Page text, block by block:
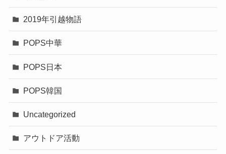
2019年引越物語
POPS中華
POPS日本
POPS韓国
Uncategorized
アウトドア活動